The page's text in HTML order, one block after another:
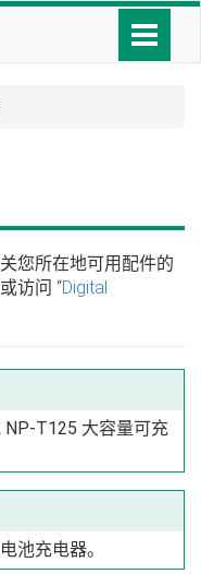
您所在地可用配件的
访问 “Digital
大容量可充
池充电器。